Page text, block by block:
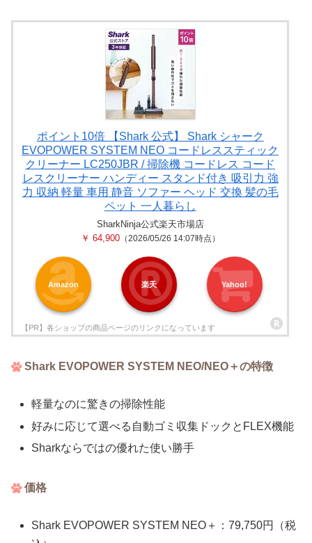
ポイント10倍 【Shark 公式】 Shark シャーク
EVOPOWER SYSTEM NEO コードレススティック
クリーナー LC250JBR / 掃除機 コードレス コード
レスクリーナー ハンディー スタンド付き 吸引力 強
力 収納 軽量 車用 静音 ソファー ヘッド 交換 髪の毛
ペット 一人暮らし
SharkNinja公式楽天市場店
￥ 64,900（2026/05/26 14:07時点）
Amazon 楽天 Yahoo!
Shark EVOPOWER SYSTEM NEO/NEO＋の特徴
軽量なのに驚きの掃除性能
好みに応じて選べる自動ゴミ収集ドックとFLEX機能
Sharkならではの優れた使い勝手
価格
Shark EVOPOWER SYSTEM NEO＋：79,750円（税